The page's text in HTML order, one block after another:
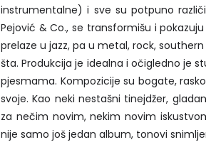
instrumentalne) i sve su potpuno
Pejović & Co., se transformišu i
prelaze u jazz, pa u metal, rock,
šta. Produkcija je idealna i očigledno je
pjesmama. Kompozicije su bogate,
svoje. Kao neki nestašni tinejdžer,
za nečim novim, nekim novim
nije samo još jedan album, tonovi